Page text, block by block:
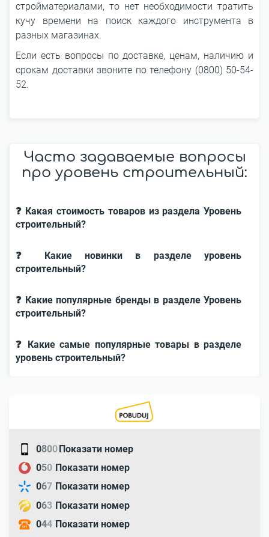
стройматериалами, то нет необходимости тратить
кучу времени на поиск каждого инструмента в
разных магазинах.
Если есть вопросы по доставке, ценам, наличию и
срокам доставки звоните по телефону (0800) 50-54-
52.
Часто задаваемые вопросы
про уровень строительный:
❓ Какая стоимость товаров из раздела Уровень
строительный?
❓ Какие новинки в разделе уровень
строительный?
❓ Какие популярные бренды в разделе Уровень
строительный?
❓ Какие самые популярные товары в разделе
уровень строительный?
0800Показати номер
050 Показати номер
067 Показати номер
063 Показати номер
044 Показати номер